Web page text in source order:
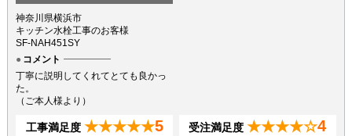
神奈川県横浜市
キッチン水栓工事のお客様
SF-NAH451SY
コメント
丁寧に説明してくれてとても良かっ
た。
（ご本人様より）
工事満足度 ★★★★★5 受注満足度 ★★★★☆4